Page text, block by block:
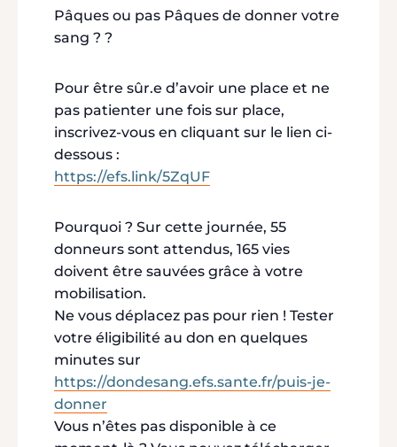
Pâques ou pas Pâques de donner votre
sang ? ?
Pour être sûr.e d’avoir une place et ne
pas patienter une fois sur place,
inscrivez-vous en cliquant sur le lien ci-
dessous :
https://efs.link/5ZqUF
Pourquoi ? Sur cette journée, 55
donneurs sont attendus, 165 vies
doivent être sauvées grâce à votre
mobilisation.
Ne vous déplacez pas pour rien ! Tester
votre éligibilité au don en quelques
minutes sur
https://dondesang.efs.sante.fr/puis-je-
donner
Vous n’êtes pas disponible à ce